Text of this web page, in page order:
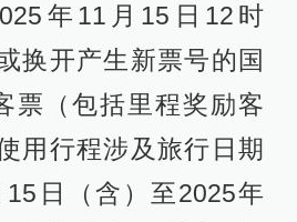
年11月15日12时
换开产生新票号的国
票（包括里程奖励客
用行程涉及旅行日期
日（含）至2025年